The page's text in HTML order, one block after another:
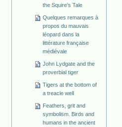
the Squire's Tale
Quelques remarques à
propos du mauvais
léopard dans la
littérature française
médiévale
John Lydgate and the
proverbial tiger
Tigers at the bottom of
a treacle well
Feathers, grit and
symbolism. Birds and
humans in the ancient